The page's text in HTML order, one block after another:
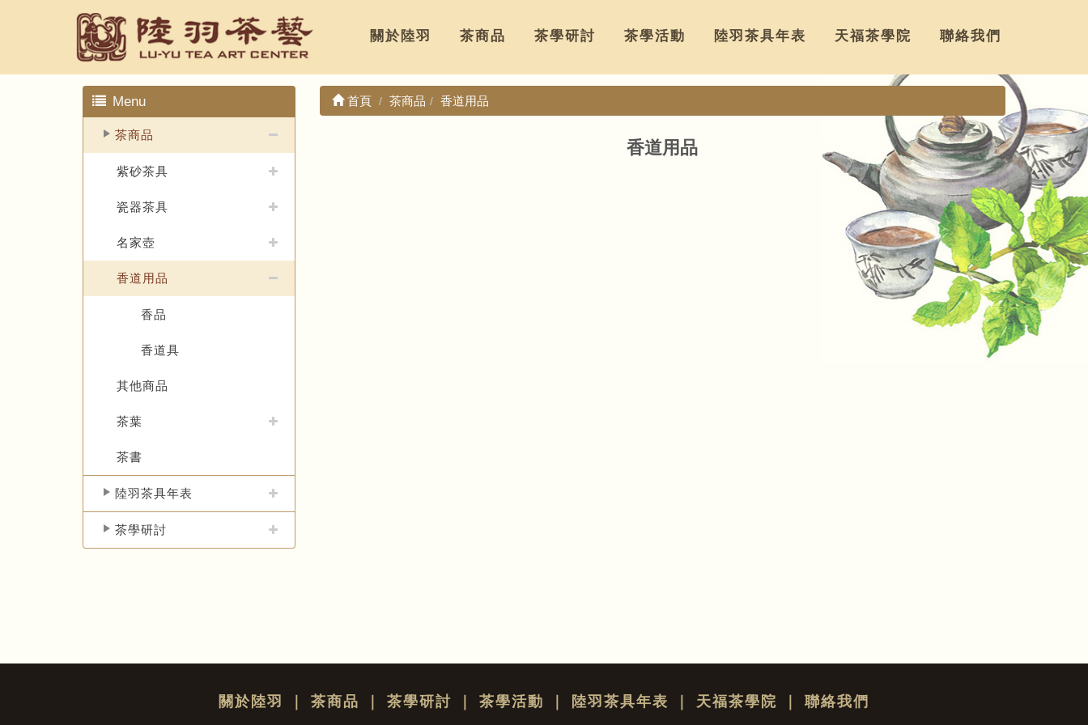
關於陸羽 茶商品 茶學研討 茶學活動 陸羽茶具年表 天福茶學院 聯絡我們
首頁 茶商品 香道用品
香道用品
Menu
茶商品
紫砂茶具
瓷器茶具
名家壺
香道用品
香品
香道具
其他商品
茶葉
茶書
陸羽茶具年表
茶學研討
關於陸羽 茶商品 茶學研討 茶學活動 陸羽茶具年表 天福茶學院 聯絡我們